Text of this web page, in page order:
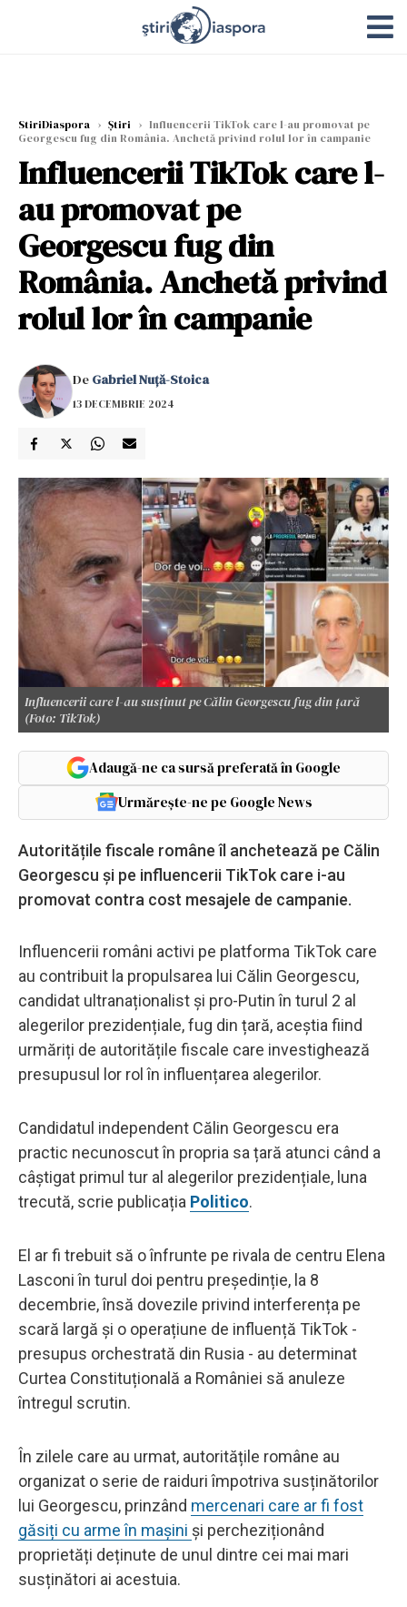
StiriDiaspora › Știri › Influencerii TikTok care l-au promovat pe
Georgescu fug din România. Anchetă privind rolul lor în campanie
Influencerii TikTok care l-
au promovat pe
Georgescu fug din
România. Anchetă privind
rolul lor în campanie
De Gabriel Nuță-Stoica
13 DECEMBRIE 2024
Influencerii care l-au susținut pe Călin Georgescu fug din țară
(Foto: TikTok)
Adaugă-ne ca sursă preferată în Google
Urmărește-ne pe Google News
Autoritățile fiscale române îl anchetează pe Călin
Georgescu și pe influencerii TikTok care i-au
promovat contra cost mesajele de campanie.
Influencerii români activi pe platforma TikTok care
au contribuit la propulsarea lui Călin Georgescu,
candidat ultranaționalist și pro-Putin în turul 2 al
alegerilor prezidențiale, fug din țară, aceștia fiind
urmăriți de autoritățile fiscale care investighează
presupusul lor rol în influențarea alegerilor.
Candidatul independent Călin Georgescu era
practic necunoscut în propria sa țară atunci când a
câștigat primul tur al alegerilor prezidențiale, luna
trecută, scrie publicația Politico.
El ar fi trebuit să o înfrunte pe rivala de centru Elena
Lasconi în turul doi pentru președinție, la 8
decembrie, însă dovezile privind interferența pe
scară largă și o operațiune de influență TikTok -
presupus orchestrată din Rusia - au determinat
Curtea Constituțională a României să anuleze
întregul scrutin.
În zilele care au urmat, autoritățile române au
organizat o serie de raiduri împotriva susținătorilor
lui Georgescu, prinzând mercenari care ar fi fost
găsiți cu arme în mașini și percheziționând
proprietăți deținute de unul dintre cei mai mari
susținători ai acestuia.